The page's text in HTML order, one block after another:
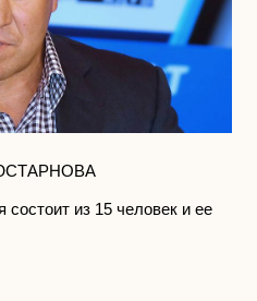
состоит из 15 человек и ее